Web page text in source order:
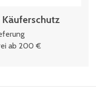
ab 200 €